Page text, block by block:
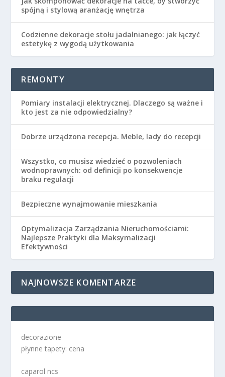
spójną i stylową aranżację wnętrza
Codzienne dekoracje stołu jadalnianego: jak łączyć
estetykę z wygodą użytkowania
REMONTY
Pomiary instalacji elektrycznej. Dlaczego są ważne i
kto jest za nie odpowiedzialny?
Dobrze urządzona recepcja. Meble, lady do recepcji
Wszystko, co musisz wiedzieć o pozwoleniach
wodnoprawnych: od definicji po konsekwencje
braku regulacji
Bezpieczne wynajmowanie mieszkania
Optymalizacja Zarządzania Nieruchomościami:
Najlepsze Praktyki dla Maksymalizacji
Efektywności
NAJNOWSZE KOMENTARZE
decorazione
płynne tapety: cena
caparol ncs